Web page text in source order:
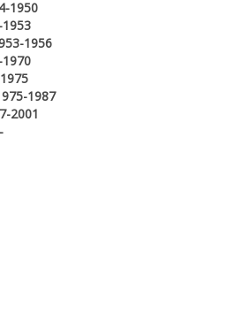
1950
1956
1987
2001